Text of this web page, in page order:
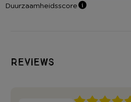
Duurzaamheidsscore
Reviews